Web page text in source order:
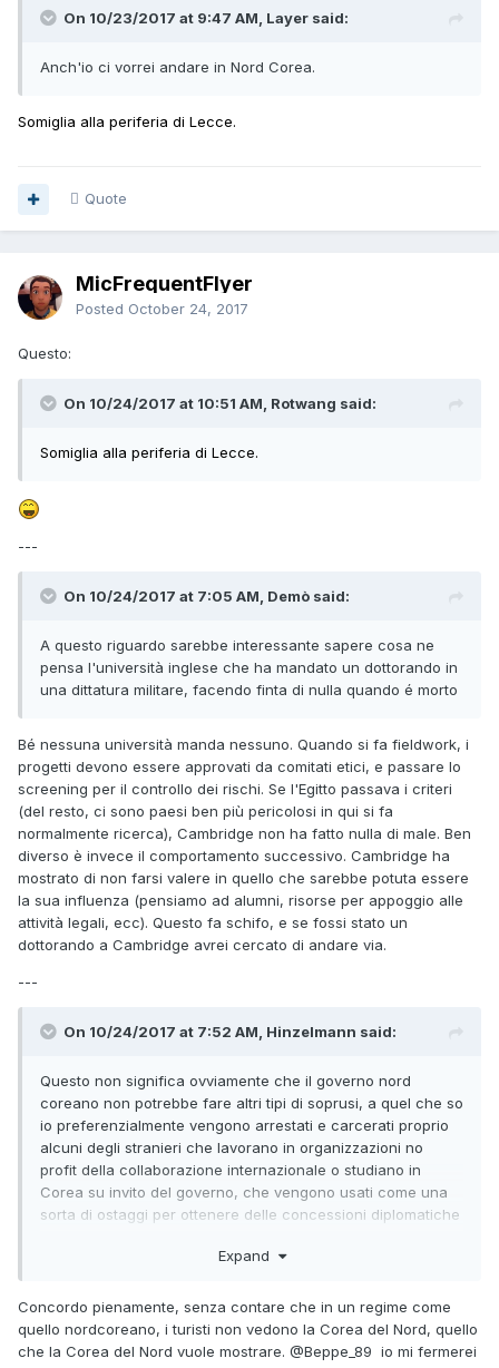
On 10/23/2017 at 9:47 AM, Layer said:
Anch'io ci vorrei andare in Nord Corea.
Somiglia alla periferia di Lecce.
Quote
MicFrequentFlyer
Posted October 24, 2017
Questo:
On 10/24/2017 at 10:51 AM, Rotwang said:
Somiglia alla periferia di Lecce.
---
On 10/24/2017 at 7:05 AM, Demò said:
A questo riguardo sarebbe interessante sapere cosa ne
pensa l'università inglese che ha mandato un dottorando in
una dittatura militare, facendo finta di nulla quando é morto
Bé nessuna università manda nessuno. Quando si fa fieldwork, i
progetti devono essere approvati da comitati etici, e passare lo
screening per il controllo dei rischi. Se l'Egitto passava i criteri
(del resto, ci sono paesi ben più pericolosi in qui si fa
normalmente ricerca), Cambridge non ha fatto nulla di male. Ben
diverso è invece il comportamento successivo. Cambridge ha
mostrato di non farsi valere in quello che sarebbe potuta essere
la sua influenza (pensiamo ad alumni, risorse per appoggio alle
attività legali, ecc). Questo fa schifo, e se fossi stato un
dottorando a Cambridge avrei cercato di andare via.
---
On 10/24/2017 at 7:52 AM, Hinzelmann said:
Questo non significa ovviamente che il governo nord
coreano non potrebbe fare altri tipi di soprusi, a quel che so
io preferenzialmente vengono arrestati e carcerati proprio
alcuni degli stranieri che lavorano in organizzazioni no
profit della collaborazione internazionale o studiano in
Corea su invito del governo, che vengono usati come una
sorta di ostaggi per ottenere delle concessioni diplomatiche
Expand
Concordo pienamente, senza contare che in un regime come
quello nordcoreano, i turisti non vedono la Corea del Nord, quello
che la Corea del Nord vuole mostrare. @Beppe_89 io mi fermerei